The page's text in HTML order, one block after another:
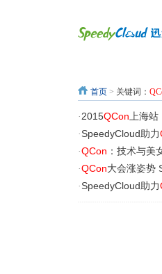
首页 > 关键词：
· 2015QCon 上海
· SpeedyCloud助力
·QCon ：技术与美
·QCon大会涨姿势
· SpeedyCloud助力